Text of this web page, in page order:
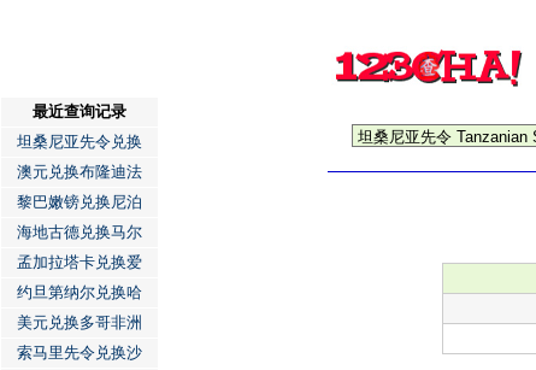
最近查询记录
坦桑尼亚先令兑换
澳元兑换布隆迪法
黎巴嫩镑兑换尼泊
海地古德兑换马尔
孟加拉塔卡兑换爱
约旦第纳尔兑换哈
美元兑换多哥非洲
索马里先令兑换沙